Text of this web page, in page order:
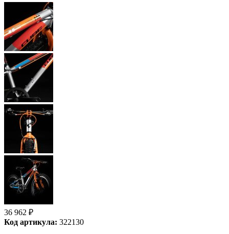
36 962 ₽
Код артикула: 322130